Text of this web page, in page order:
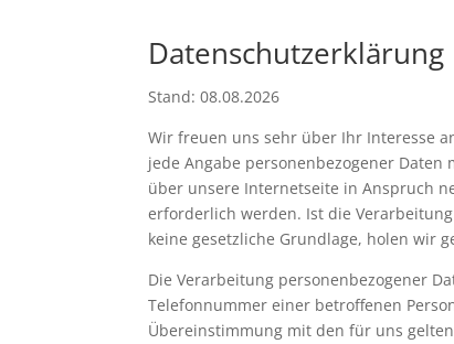
Datenschutzerklärung
Stand: 08.08.2026
Wir freuen uns sehr über Ihr Interesse
jede Angabe personenbezogener
über unsere Internetseite in Anspruch
erforderlich werden. Ist die
keine gesetzliche Grundlage, holen wir
Die Verarbeitung personenbezogener
Telefonnummer einer betroffenen
Übereinstimmung mit den für uns